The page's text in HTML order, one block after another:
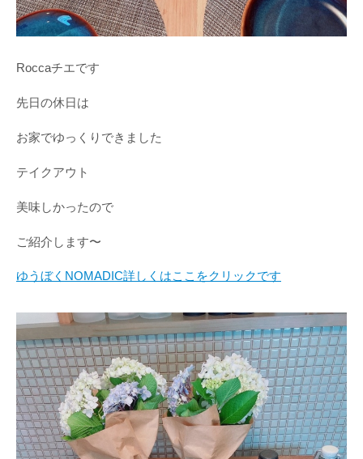
Roccaチエです
先日の休日は
お家でゆっくりできました
テイクアウト
美味しかったので
ご紹介します〜
ゆうぼくNOMADIC詳しくはここをクリックです